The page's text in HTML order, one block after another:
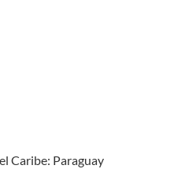
Caribe: Paraguay